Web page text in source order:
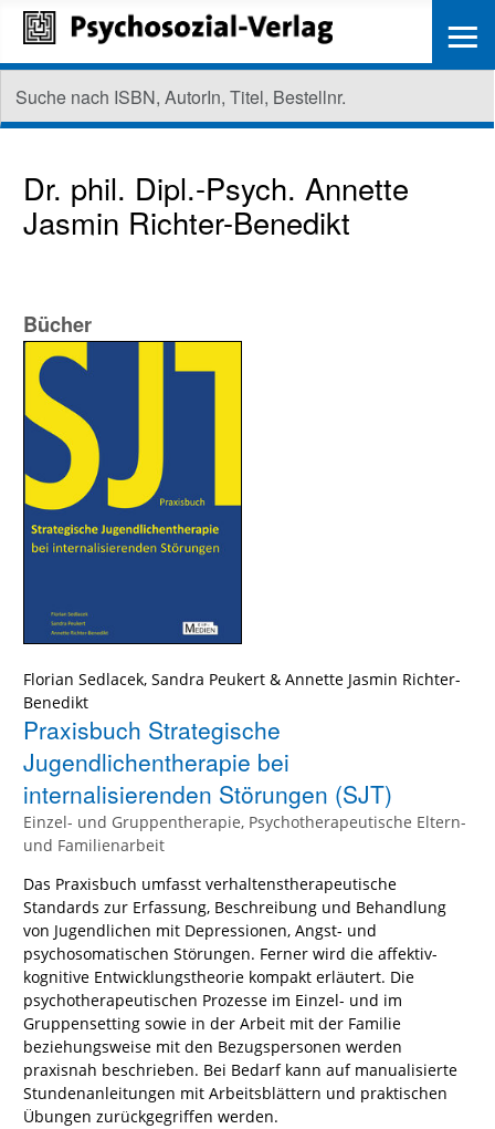
Dr. phil. Dipl.-Psych. Annette
Jasmin Richter-Benedikt
Bücher
Florian Sedlacek, Sandra Peukert & Annette Jasmin Richter-
Benedikt
Praxisbuch Strategische
Jugendlichentherapie bei
internalisierenden Störungen (SJT)
Einzel- und Gruppentherapie, Psychotherapeutische Eltern-
und Familienarbeit
Das Praxisbuch umfasst verhaltenstherapeutische
Standards zur Erfassung, Beschreibung und Behandlung
von Jugendlichen mit Depressionen, Angst- und
psychosomatischen Störungen. Ferner wird die affektiv-
kognitive Entwicklungstheorie kompakt erläutert. Die
psychotherapeutischen Prozesse im Einzel- und im
Gruppensetting sowie in der Arbeit mit der Familie
beziehungsweise mit den Bezugspersonen werden
praxisnah beschrieben. Bei Bedarf kann auf manualisierte
Stundenanleitungen mit Arbeitsblättern und praktischen
Übungen zurückgegriffen werden.
≡